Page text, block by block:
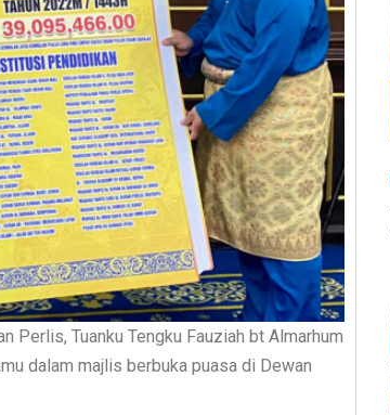
Perlis, Tuanku Tengku Fauziah bt Almarhum
dalam majlis berbuka puasa di Dewan